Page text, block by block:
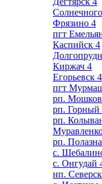
Фрязино 4
пгт
Каспийск 4
Киржач 4
Егорьевск 4
пгт
рп.
рп. Горный
рп.
рп. Полазна
с.
с. Онгудай
нп. Северск